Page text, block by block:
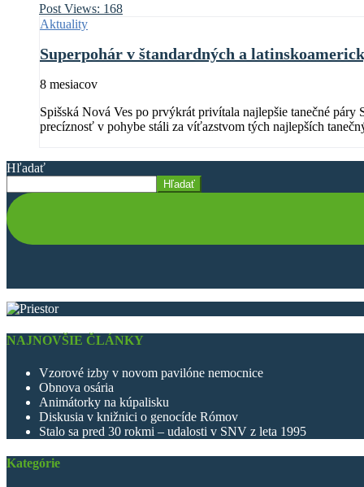
Post Views: 168
Aktuality
Superpohár v štandardných a
8 mesiacov
Spišská Nová Ves po prvýkrát privítala najlepšie tanečné páry
precíznosť v pohybe stáli za víťazstvom tých najlepších
Hľadať
Hľadať
NAJNOVŠIE ČLÁNKY
Vzorové izby v novom pavilóne nemocnice
Obnova osária
Animátorky na kúpalisku
Diskusia v knižnici o genocíde Rómov
Stalo sa pred 30 rokmi – udalosti v SNV z leta 1995
Kategórie